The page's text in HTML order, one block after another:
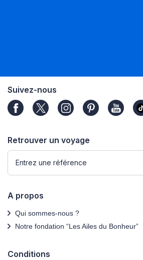
Suivez-nous
Retrouver un voyage
A propos
Qui sommes-nous ?
Notre fondation “Les Ailes du Bonheur”
Conditions